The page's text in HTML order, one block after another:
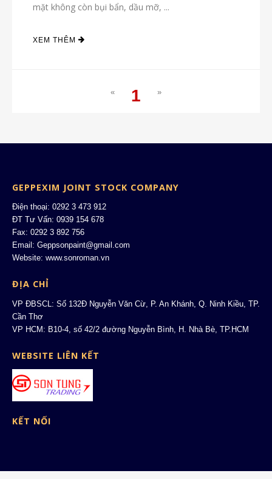
mặt không còn bụi bẩn, dầu mỡ, ...
XEM THÊM
«
1
»
GEPPEXIM JOINT STOCK COMPANY
Điện thoại: 0292 3 473 912
ĐT Tư Vấn: 0939 154 678
Fax: 0292 3 892 756
Email: Geppsonpaint@gmail.com
Website: www.sonroman.vn
ĐỊA CHỈ
VP ĐBSCL: Số 132Đ Nguyễn Văn Cừ, P. An Khánh, Q. Ninh Kiều, TP.
Cần Thơ
VP HCM: B10-4, số 42/2 đường Nguyễn Bình, H. Nhà Bè, TP.HCM
WEBSITE LIÊN KẾT
KẾT NỐI